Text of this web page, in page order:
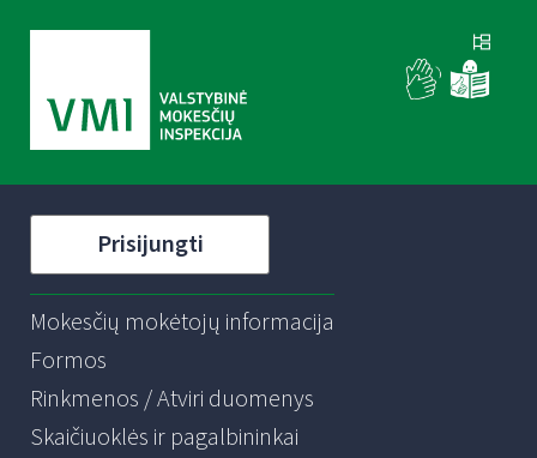
Prisijungti
Mokesčių mokėtojų informacija
Formos
Rinkmenos / Atviri duomenys
Skaičiuoklės ir pagalbininkai